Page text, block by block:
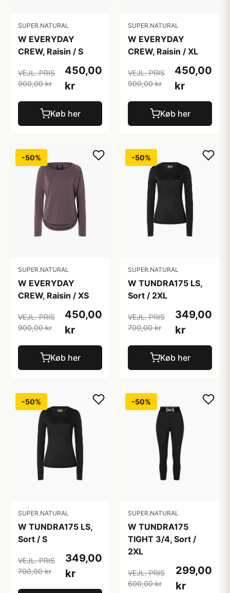
SUPER.NATURAL
W EVERYDAY
CREW, Raisin / S
VEJL. PRIS
900,00 kr
450,00
kr
Køb her
SUPER.NATURAL
W EVERYDAY
CREW, Raisin / XL
VEJL. PRIS
900,00 kr
450,00
kr
Køb her
-50%
SUPER.NATURAL
W EVERYDAY
CREW, Raisin / XS
VEJL. PRIS
900,00 kr
450,00
kr
Køb her
-50%
SUPER.NATURAL
W TUNDRA175 LS,
Sort / 2XL
VEJL. PRIS
700,00 kr
349,00
kr
Køb her
-50%
SUPER.NATURAL
W TUNDRA175 LS,
Sort / S
VEJL. PRIS
700,00 kr
349,00
kr
-50%
SUPER.NATURAL
W TUNDRA175
TIGHT 3/4, Sort /
2XL
VEJL. PRIS
600,00 kr
299,00
kr